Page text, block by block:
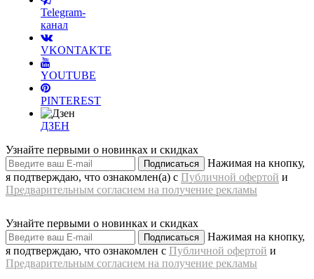
Telegram-
канал
VKONTAKTE
YOUTUBE
PINTEREST
ДЗЕН
Узнайте первыми о новинках и скидках
Подписаться
Нажимая на кнопку,
я подтверждаю, что ознакомлен(а) с Публичной офертой и
Предварительным согласием на получение рекламы
Узнайте первыми о новинках и скидках
Подписаться
Нажимая на кнопку,
я подтверждаю, что ознакомлен с Публичной офертой и
Предварительным согласием на получение рекламы